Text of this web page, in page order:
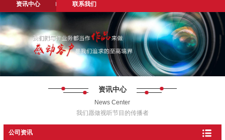
资讯中心 联系我们
资讯中心
News Center
我们愿做视听节目的传播者
公司资讯